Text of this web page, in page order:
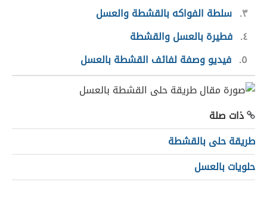
٣ سلطة الفواكه بالقشطة والعسل
٤ فطيرة بالعسل والقشطة
٥ فيديو وصفة لفائف القشطة بالعسل
ذات صلة
طريقة حلى بالقشطة
حلويات بالعسل